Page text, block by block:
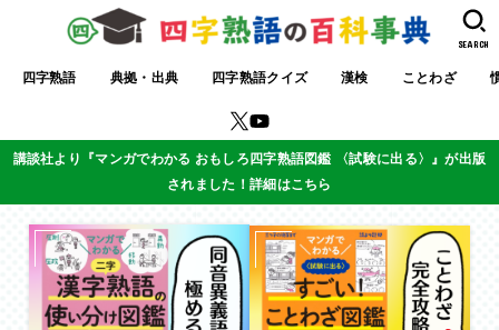
四字熟語 典拠・出典 四字熟語クイズ 漢検 ことわざ
SEARCH
講談社より『マンガでわかる おもしろ四字熟語図鑑 〈試験に出る〉』が出版
されました！詳細はこちら